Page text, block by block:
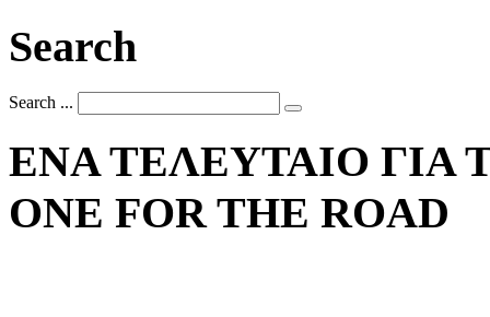
Search
Search ...
ΕΝΑ ΤΕΛΕΥΤΑΙΟ ΓΙΑ
ONE FOR THE ROAD